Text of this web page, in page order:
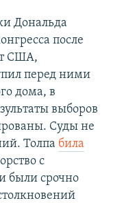
Дональда
после
США,
перед ними
дома, в
выборов
Суды не
Толпа била
с
были срочно